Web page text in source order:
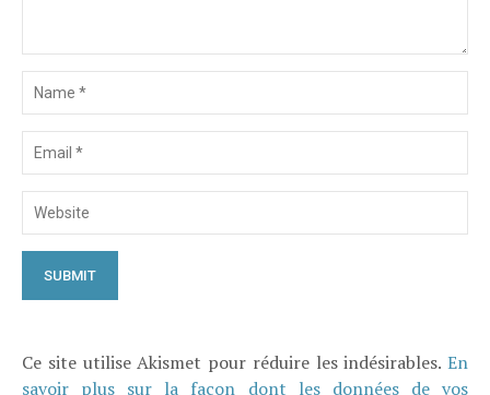
Ce site utilise Akismet pour réduire les indésirables. En
savoir plus sur la façon dont les données de vos